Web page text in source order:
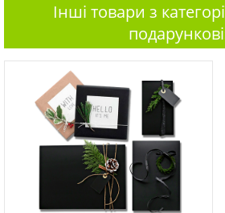
Інші товари з